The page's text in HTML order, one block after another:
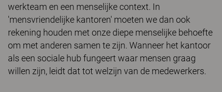
werkteam en een menselijke context. In
'mensvriendelijke kantoren' moeten we dan ook
rekening houden met onze diepe menselijke behoefte
om met anderen samen te zijn. Wanneer het kantoor
als een sociale hub fungeert waar mensen graag
willen zijn, leidt dat tot welzijn van de medewerkers.